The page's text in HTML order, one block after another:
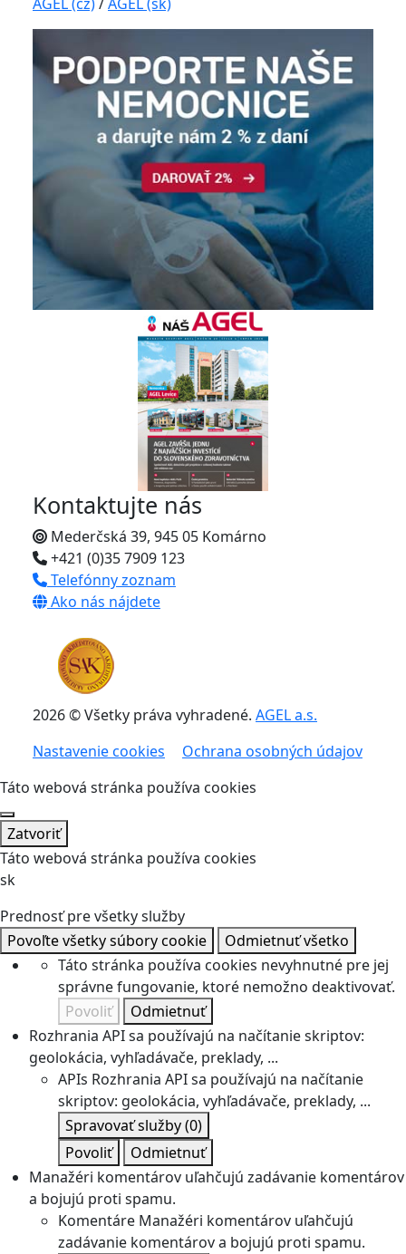
Kontaktujte nás
Mederčská 39, 945 05 Komárno
+421 (0)35 7909 123
Telefónny zoznam
Ako nás nájdete
2026 © Všetky práva vyhradené. AGEL a.s.
Nastavenie cookies
Ochrana osobných údajov
Táto webová stránka používa cookies
Zatvoriť
Táto webová stránka používa cookies
sk
Prednosť pre všetky služby
Povoľte všetky súbory cookie
Odmietnuť všetko
Táto stránka používa cookies nevyhnutné pre jej
správne fungovanie, ktoré nemožno deaktivovať.
Povoliť
Odmietnuť
Rozhrania API sa používajú na načítanie skriptov:
geolokácia, vyhľadávače, preklady, ...
APIs Rozhrania API sa používajú na načítanie
skriptov: geolokácia, vyhľadávače, preklady, ...
Spravovať služby(0)
Povoliť
Odmietnuť
Manažéri komentárov uľahčujú zadávanie komentárov
a bojujú proti spamu.
Komentáre Manažéri komentárov uľahčujú
zadávanie komentárov a bojujú proti spamu.